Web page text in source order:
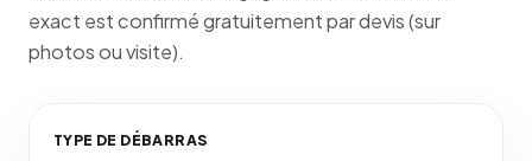
exact est confirmé gratuitement par devis (sur
photos ou visite).
TYPE DE DÉBARRAS